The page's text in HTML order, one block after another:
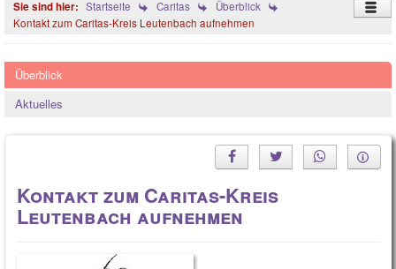
Startseite Caritas
Überblick
Kontakt zum Caritas-Kreis Leutenbach aufnehmen
Pastoralteam
Gelebter Glaube
Überblick
Aktuelles
Kontakt zum Caritas-Kreis
Leutenbach aufnehmen